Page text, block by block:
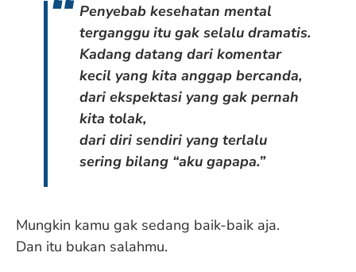
Penyebab kesehatan mental
terganggu itu gak selalu dramatis.
Kadang datang dari komentar
kecil yang kita anggap bercanda,
dari ekspektasi yang gak pernah
kita tolak,
dari diri sendiri yang terlalu
sering bilang “aku gapapa.”
Mungkin kamu gak sedang baik-baik aja.
Dan itu bukan salahmu.